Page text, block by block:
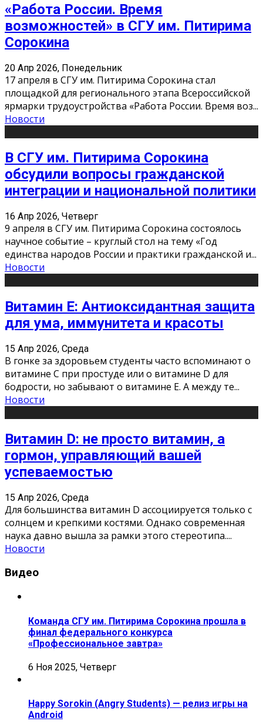
«Работа России. Время
возможностей» в СГУ им. Питирима
Сорокина
20 Апр 2026, Понедельник
17 апреля в СГУ им. Питирима Сорокина стал
площадкой для регионального этапа Всероссийской
ярмарки трудоустройства «Работа России. Время воз...
Новости
В СГУ им. Питирима Сорокина
обсудили вопросы гражданской
интеграции и национальной политики
16 Апр 2026, Четверг
9 апреля в СГУ им. Питирима Сорокина состоялось
научное событие – круглый стол на тему «Год
единства народов России и практики гражданской и...
Новости
Витамин Е: Антиоксидантная защита
для ума, иммунитета и красоты
15 Апр 2026, Среда
В гонке за здоровьем студенты часто вспоминают о
витамине С при простуде или о витамине D для
бодрости, но забывают о витамине Е. А между те...
Новости
Витамин D: не просто витамин, а
гормон, управляющий вашей
успеваемостью
15 Апр 2026, Среда
Для большинства витамин D ассоциируется только с
солнцем и крепкими костями. Однако современная
наука давно вышла за рамки этого стереотипа....
Новости
Видео
Команда СГУ им. Питирима Сорокина прошла в
финал федерального конкурса
«Профессиональное завтра»
6 Ноя 2025, Четверг
Happy Sorokin (Angry Students) — релиз игры на
Android